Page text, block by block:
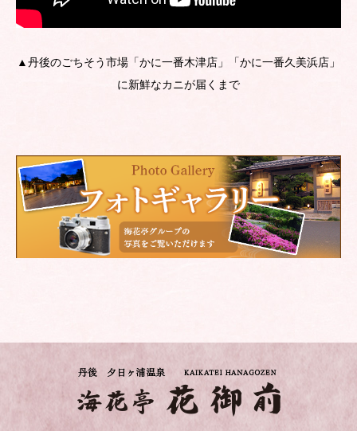
▲丹後のごちそう市場「かに一番木津店」「かに一番久美浜店」
に新鮮なカニが届くまで